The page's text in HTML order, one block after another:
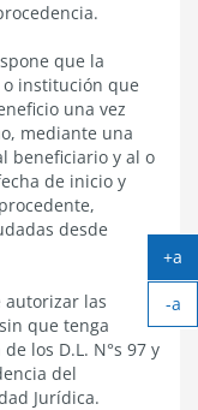
que la
institución que
una vez
mediante una
beneficiario y al o
de inicio y
desde
autorizar las
que tenga
los D.L. N°s 97 y
del
Jurídica.
+a
-a